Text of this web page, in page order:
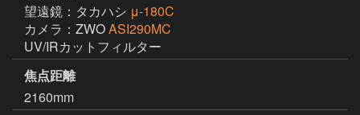
望遠鏡：タカハシ μ-180C
カメラ：ZWOASI290MC
UV/IRカットフィルター
焦点距離
2160mm